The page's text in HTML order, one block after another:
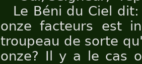
Le Béni du Ciel
onze facteurs est
troupeau de sorte
onze? Il y a le cas